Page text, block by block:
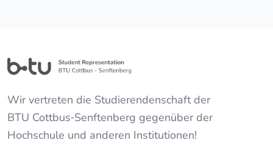
Wir vertreten die Studierendenschaft der
BTU Cottbus‐Senftenberg gegenüber der
Hochschule und anderen Institutionen!